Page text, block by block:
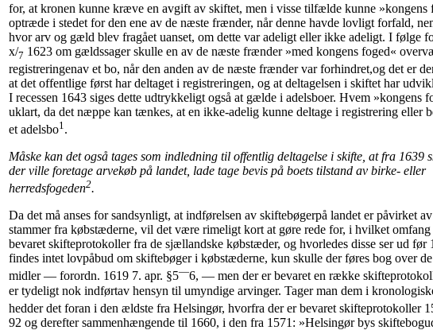
for, at kronen kunne kræve en avgift av skiftet, men i visse tilfælde kunne »kongens
optræde i stedet for den ene av de næste frænder, når denne havde lovligt forfald,
hvor arv og gæld blev fragået uanset, om dette var adeligt eller ikke adeligt. I følge
x/7 1623 om gældssager skulle en av de næste frænder »med kongens foged«
registreringenav et bo, når den anden av de næste frænder var forhindret,og det er
at det offentlige først har deltaget i registreringen, og at deltagelsen i skiftet har
I recessen 1643 siges dette udtrykkeligt også at gælde i adelsboer. Hvem »kongens
uklart, da det næppe kan tænkes, at en ikke-adelig kunne deltage i registrering eller
et adelsbo1 .
Måske kan det også tages som indledning til offentlig deltagelse i skifte, at fra 1639
der ville foretage arvekøb på landet, lade tage bevis på boets tilstand av birke- eller
herredsfogeden2.
Da det må anses for sandsynligt, at indførelsen av skiftebøgerpå landet er påvirket
stammer fra købstæderne, vil det være rimeligt kort at gøre rede for, i hvilket omfang
bevaret skifteprotokoller fra de sjællandske købstæder, og hvorledes disse ser ud før
findes intet lovpåbud om skiftebøger i købstæderne, kun skulle der føres bog over
midler — forordn. 1619 7. apr. §5—6, — men der er bevaret en række
er tydeligt nok indførtav hensyn til umyndige arvinger. Tager man dem i
hedder det foran i den ældste fra Helsingør, hvorfra der er bevaret skifteprotokoller
92 og derefter sammenhængende til 1660, i den fra 1571: »Helsingør bys